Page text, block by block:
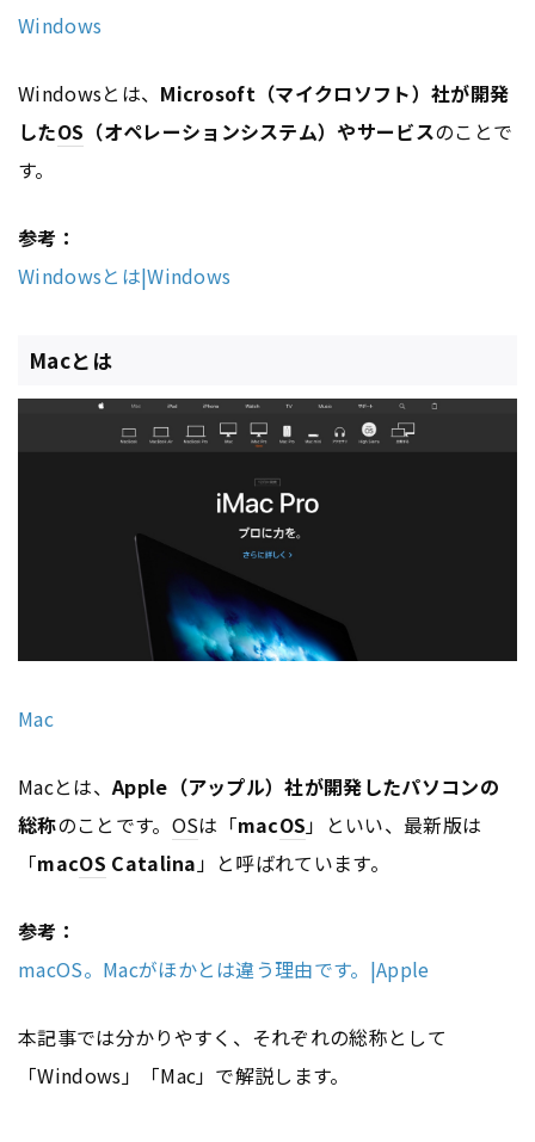
Windows
Windowsとは、 Microsoft（マイクロソフト）社が開発
したOS （オペレーションシステム）やサービスのことで
す。
参考：
Windowsとは|Windows
Macとは
Mac
Macとは、Apple（アップル）社が開発したパソコンの
総称のことです。 OSは「macOS」といい、最新版は
「macOS Catalina」と呼ばれています。
参考：
macOS。Macがほかとは違う理由です。|Apple
本記事では分かりやすく、それぞれの総称として
「Windows」「Mac」で解説します。